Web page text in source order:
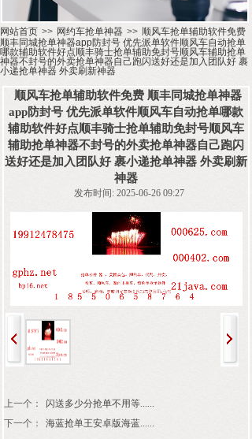
网站首页 >> 网约车抢单神器 >> 顺风车抢单辅助软件免费
顺丰同城抢单神器app防封号 优先派单软件顺风车自动抢单
哪款辅助软件好点顺丰骑士抢单辅助免封号顺风车辅助抢单
神器不封号的外卖抢单神器自己跑闪送好还是加入团队好 裹
小递抢单神器 外卖刷新神器
顺风车抢单辅助软件免费 顺丰同城抢单神器
app防封号 优先派单软件顺风车自动抢单哪款
辅助软件好点顺丰骑士抢单辅助免封号顺风车
辅助抢单神器不封号的外卖抢单神器自己跑闪
送好还是加入团队好 裹小递抢单神器 外卖刷新
神器
发布时间: 2025-06-26 09:27
上一个：
闪送多少分抢单不用等......
下一个：
海蓝抢单王安卓版海蓝......